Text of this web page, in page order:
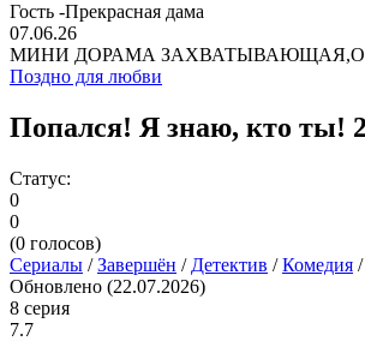
Гость -Прекрасная дама
07.06.26
МИНИ ДОРАМА
Поздно для любви
Попался! Я знаю, кто ты! 2
Статус:
0
0
(0 голосов)
Сериалы /Завершён / Детектив /Комедия /
Обновлено (22.07.2026)
8 серия
7.7